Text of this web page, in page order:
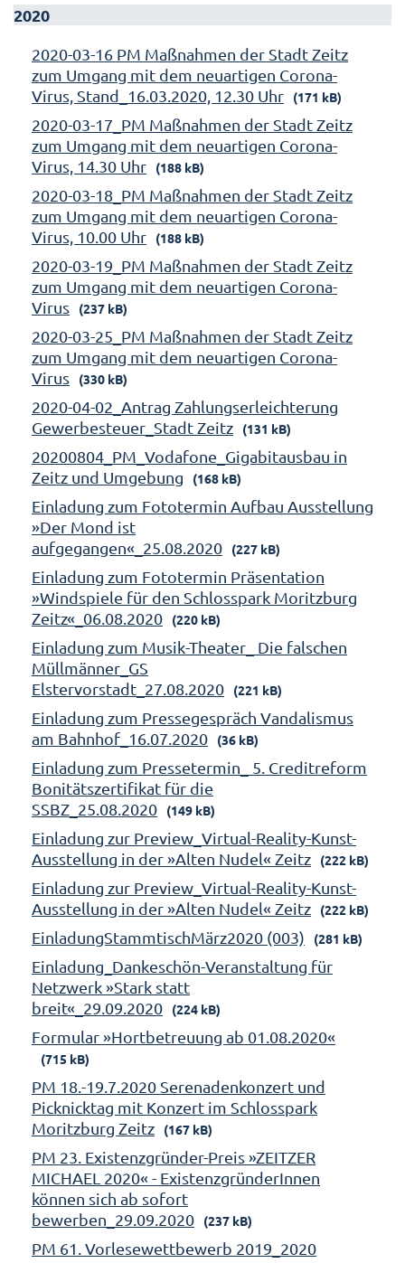
2020
2020-03-16 PM Maßnahmen der Stadt Zeitz
zum Umgang mit dem neuartigen Corona-
Virus, Stand_16.03.2020, 12.30 Uhr
(171 kB)
2020-03-17_PM Maßnahmen der Stadt Zeitz
zum Umgang mit dem neuartigen Corona-
Virus, 14.30 Uhr
(188 kB)
2020-03-18_PM Maßnahmen der Stadt Zeitz
zum Umgang mit dem neuartigen Corona-
Virus, 10.00 Uhr
(188 kB)
2020-03-19_PM Maßnahmen der Stadt Zeitz
zum Umgang mit dem neuartigen Corona-
Virus
(237 kB)
2020-03-25_PM Maßnahmen der Stadt Zeitz
zum Umgang mit dem neuartigen Corona-
Virus
(330 kB)
2020-04-02_Antrag Zahlungserleichterung
Gewerbesteuer_Stadt Zeitz
(131 kB)
20200804_PM_Vodafone_Gigabitausbau in
Zeitz und Umgebung
(168 kB)
Einladung zum Fototermin Aufbau Ausstellung
»Der Mond ist
aufgegangen«_25.08.2020
(227 kB)
Einladung zum Fototermin Präsentation
»Windspiele für den Schlosspark Moritzburg
Zeitz«_06.08.2020
(220 kB)
Einladung zum Musik-Theater_ Die falschen
Müllmänner_GS
Elstervorstadt_27.08.2020
(221 kB)
Einladung zum Pressegespräch Vandalismus
am Bahnhof_16.07.2020
(36 kB)
Einladung zum Pressetermin_ 5. Creditreform
Bonitätszertifikat für die
SSBZ_25.08.2020
(149 kB)
Einladung zur Preview_Virtual-Reality-Kunst-
Ausstellung in der »Alten Nudel« Zeitz
(222 kB)
Einladung zur Preview_Virtual-Reality-Kunst-
Ausstellung in der »Alten Nudel« Zeitz
(222 kB)
EinladungStammtischMärz2020 (003) (281 kB)
Einladung_Dankeschön-Veranstaltung für
Netzwerk »Stark statt
breit«_29.09.2020
(224 kB)
Formular »Hortbetreuung ab 01.08.2020«
(715 kB)
PM 18.-19.7.2020 Serenadenkonzert und
Picknicktag mit Konzert im Schlosspark
Moritzburg Zeitz
(167 kB)
PM 23. Existenzgründer-Preis »ZEITZER
MICHAEL 2020« - ExistenzgründerInnen
können sich ab sofort
bewerben_29.09.2020
(237 kB)
PM 61. Vorlesewettbewerb 2019_2020